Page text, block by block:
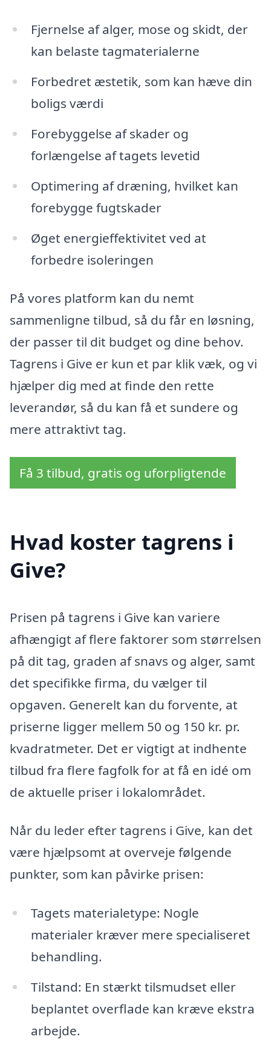
Fjernelse af alger, mose og skidt, der
kan belaste tagmaterialerne
Forbedret æstetik, som kan hæve din
boligs værdi
Forebyggelse af skader og
forlængelse af tagets levetid
Optimering af dræning, hvilket kan
forebygge fugtskader
Øget energieffektivitet ved at
forbedre isoleringen
På vores platform kan du nemt
sammenligne tilbud, så du får en løsning,
der passer til dit budget og dine behov.
Tagrens i Give er kun et par klik væk, og vi
hjælper dig med at finde den rette
leverandør, så du kan få et sundere og
mere attraktivt tag.
Få 3 tilbud, gratis og uforpligtende
Hvad koster tagrens i
Give?
Prisen på tagrens i Give kan variere
afhængigt af flere faktorer som størrelsen
på dit tag, graden af snavs og alger, samt
det specifikke firma, du vælger til
opgaven. Generelt kan du forvente, at
priserne ligger mellem 50 og 150 kr. pr.
kvadratmeter. Det er vigtigt at indhente
tilbud fra flere fagfolk for at få en idé om
de aktuelle priser i lokalområdet.
Når du leder efter tagrens i Give, kan det
være hjælpsomt at overveje følgende
punkter, som kan påvirke prisen:
Tagets materialetype: Nogle
materialer kræver mere specialiseret
behandling.
Tilstand: En stærkt tilsmudset eller
beplantet overflade kan kræve ekstra
arbejde.